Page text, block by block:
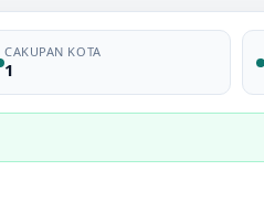
CAKUPAN KOTA
1